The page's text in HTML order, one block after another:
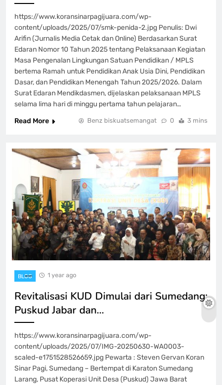
https://www.koransinarpagijuara.com/wp-
content/uploads/2025/07/smk-penida-2.jpg Penulis: Dwi
Arifin (Jurnalis Media Cetak dan Online) Berdasarkan Surat
Edaran Nomor 10 Tahun 2025 tentang Pelaksanaan Kegiatan
Masa Pengenalan Lingkungan Satuan Pendidikan / MPLS
bertema Ramah untuk Pendidikan Anak Usia Dini, Pendidikan
Dasar, dan Pendidikan Menengah Tahun 2025/2026. Dalam
Surat Edaran Mendikdasmen, dijelaskan pelaksanaan MPLS
selama lima hari di minggu pertama tahun pelajaran…
Read More
Benz biskuatsemangat 0 3 mins
BLOG 1 year ago
Revitalisasi KUD Dimulai dari Sumedang:
Puskud Jabar dan…
https://www.koransinarpagijuara.com/wp-
content/uploads/2025/07/IMG-20250630-WA0003-
scaled-e1751528526659.jpg Pewarta : Steven Gervan Koran
Sinar Pagi, Sumedang – Bertempat di Karaton Sumedang
Larang, Pusat Koperasi Unit Desa (Puskud) Jawa Barat